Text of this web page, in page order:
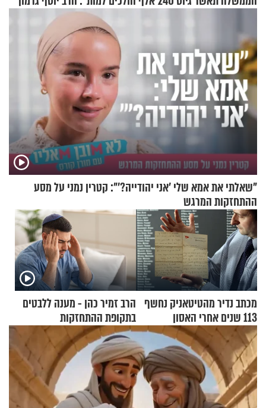
בריאיון מרתק
"שאלתי את אמא שלי 'אני יהודייה?'": קטרין נמני על מסע
ההתחזקות המרגש
מכתב נדיר מהטיטאניק נחשף
113 שנים אחרי האסון
הרב זמיר כהן - מענה ללבטים
בתקופת ההתחזקות